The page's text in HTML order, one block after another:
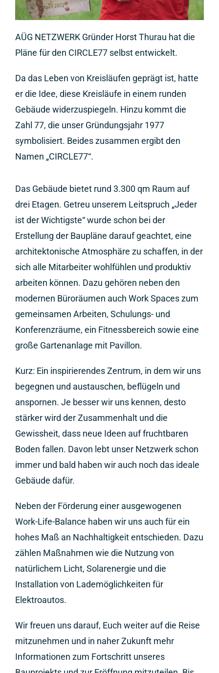
AÜG NETZWERK Gründer Horst Thurau hat die
Pläne für den CIRCLE77 selbst entwickelt.
Da das Leben von Kreisläufen geprägt ist, hatte
er die Idee, diese Kreisläufe in einem runden
Gebäude widerzuspiegeln. Hinzu kommt die
Zahl 77, die unser Gründungsjahr 1977
symbolisiert. Beides zusammen ergibt den
Namen „CIRCLE77“.
Das Gebäude bietet rund 3.300 qm Raum auf
drei Etagen. Getreu unserem Leitspruch „Jeder
ist der Wichtigste“ wurde schon bei der
Erstellung der Baupläne darauf geachtet, eine
architektonische Atmosphäre zu schaffen, in der
sich alle Mitarbeiter wohlfühlen und produktiv
arbeiten können. Dazu gehören neben den
modernen Büroräumen auch Work Spaces zum
gemeinsamen Arbeiten, Schulungs- und
Konferenzräume, ein Fitnessbereich sowie eine
große Gartenanlage mit Pavillon.
Kurz: Ein inspirierendes Zentrum, in dem wir uns
begegnen und austauschen, beflügeln und
anspornen. Je besser wir uns kennen, desto
stärker wird der Zusammenhalt und die
Gewissheit, dass neue Ideen auf fruchtbaren
Boden fallen. Davon lebt unser Netzwerk schon
immer und bald haben wir auch noch das ideale
Gebäude dafür.
Neben der Förderung einer ausgewogenen
Work-Life-Balance haben wir uns auch für ein
hohes Maß an Nachhaltigkeit entschieden. Dazu
zählen Maßnahmen wie die Nutzung von
natürlichem Licht, Solarenergie und die
Installation von Lademöglichkeiten für
Elektroautos.
Wir freuen uns darauf, Euch weiter auf die Reise
mitzunehmen und in naher Zukunft mehr
Informationen zum Fortschritt unseres